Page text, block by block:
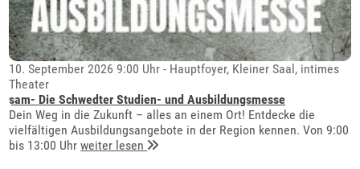
10. September 2026 9:00 Uhr - Hauptfoyer, Kleiner Saal, intimes
Theater
sam- Die Schwedter Studien- und Ausbildungsmesse
Dein Weg in die Zukunft – alles an einem Ort! Entdecke die
vielfältigen Ausbildungsangebote in der Region kennen. Von 9:00
bis 13:00 Uhrweiter lesen